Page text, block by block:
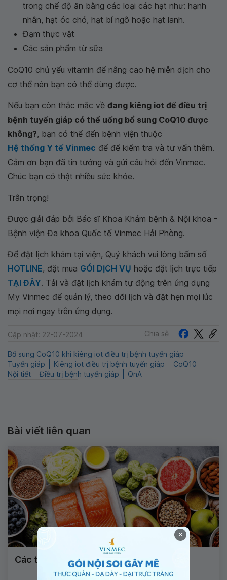
trong chế độ ăn bằng các loại các hạt như: hạnh
nhân, hạt óc chó, hạt bí ngô hoặc hạt lanh.
Đạm thực vật
Các sản phẩm từ sữa
CoQ10 chủ yếu vitamin để nâng cao hệ miễn dịch cho
cơ thể nên bạn có thể dùng được.
Nếu bạn còn thắc mắc về đang kiêng iot để điều trị
bệnh tuyến giáp có thể uống bổ sung CoQ10 được
không?, bạn có thể đến bệnh viện thuộc
Hệ thống Y tế Vinmec để để kiểm tra và tư vấn thêm.
Cảm ơn bạn đã tin tưởng và gửi câu hỏi đến Vinmec.
Chúc bạn có thật nhiều sức khỏe.
Trân trọng!
Được giải đáp bởi Bác sĩ Khoa Khám bệnh & Nội khoa -
Bệnh viện Đa khoa Quốc tế Vinmec Hải Phòng.
Để đặt lịch khám tại viện, Quý khách vui lòng bấm số
HOTLINE, đặt mua GÓI DỊCH VỤ hoặc đặt lịch trực tiếp
TẠI ĐÂY. Tải và đặt lịch khám tự động trên ứng dụng
My Vinmec để quản lý, theo dõi lịch và đặt hẹn mọi lúc
mọi nơi ngay trên ứng dụng.
Cập nhật: 22-07-2024 Chia sẻ
Bổ sung CoQ10 khi kiêng iot điều trị bệnh tuyến giáp
Tuyến giáp
Kiêng iot điều trị bệnh tuyến giáp
CoQ10
Nội tiết
Điều trị bệnh tuyến giáp QnA
Bài viết liên quan
Các thực phẩm tốt cho tuyến giáp
×